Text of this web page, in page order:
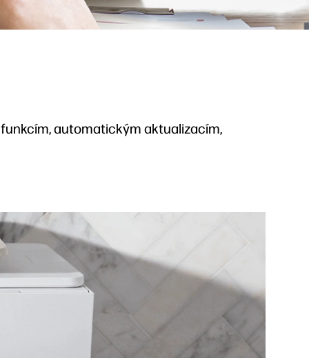
automatickým aktualizacím,